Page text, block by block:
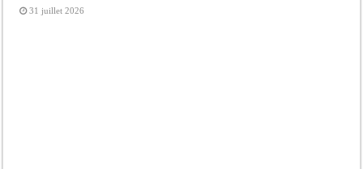
31 juillet 2026